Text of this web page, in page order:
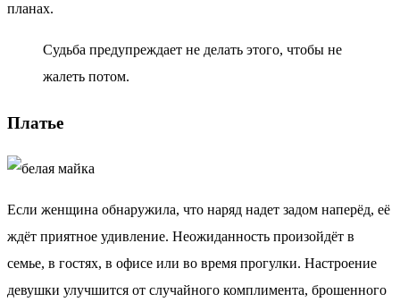
планах.
Судьба предупреждает не делать этого, чтобы не
жалеть потом.
Платье
Если женщина обнаружила, что наряд надет задом наперёд, её
ждёт приятное удивление. Неожиданность произойдёт в
семье, в гостях, в офисе или во время прогулки. Настроение
девушки улучшится от случайного комплимента, брошенного